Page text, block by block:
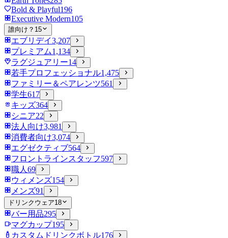
Bold & Playful196
Executive Modern105
誰向け？ 15
エブリデイ3,207
プレミアム1,134
ラグジュアリー14
若手プロフェッショナル1,475
ファミリー＆ペアレンツ561
学生617
キッズ364
シニア22
法人向け3,981
消費者向け3,074
エグゼクティブ564
フロントラインスタッフ597
職人 69
ウィメンズ154
メンズ91
ドリンクウェア18
バー用品295
マグカップ195
カスタムドリンクボトル176